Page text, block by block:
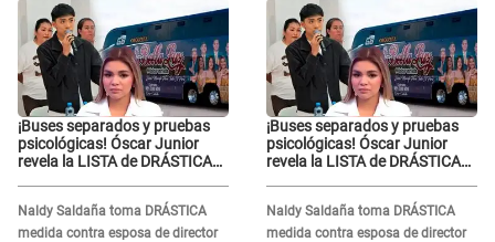
¡Buses separados y pruebas
psicológicas! Óscar Junior
revela la LISTA de DRÁSTICAS
Naldy Saldaña
Naldy Saldaña toma DRÁSTICA
medida contra esposa de director
¡Buses separados y pruebas
psicológicas! Óscar Junior
revela la LISTA de DRÁSTICAS
Naldy Saldaña
Naldy Saldaña toma DRÁSTICA
medida contra esposa de director